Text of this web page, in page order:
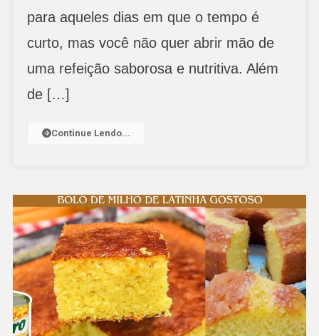
para aqueles dias em que o tempo é
curto, mas você não quer abrir mão de
uma refeição saborosa e nutritiva. Além
de […]
Continue Lendo...